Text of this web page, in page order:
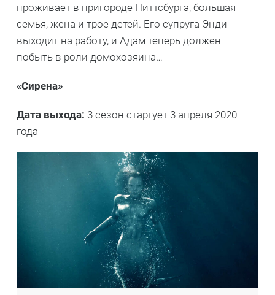
проживает в пригороде Питтсбурга, большая
семья, жена и трое детей. Его супруга Энди
выходит на работу, и Адам теперь должен
побыть в роли домохозяина…
«Сирена»
Дата выхода: 3 сезон стартует 3 апреля 2020
года